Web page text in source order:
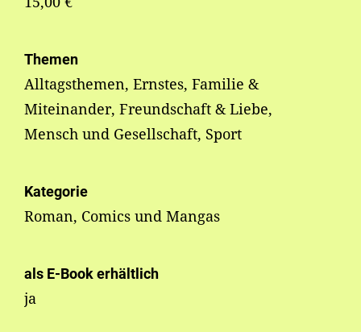
Themen
Alltagsthemen, Ernstes, Familie &
Miteinander, Freundschaft & Liebe,
Mensch und Gesellschaft, Sport
Kategorie
Roman, Comics und Mangas
als E-Book erhältlich
ja